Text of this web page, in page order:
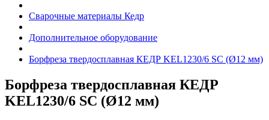
Сварочные материалы Кедр
Дополнительное оборудование
Борфреза твердосплавная КЕДР KEL1230/6 SC (Ø12 мм)
Борфреза твердосплавная КЕДР
KEL1230/6 SC (Ø12 мм)